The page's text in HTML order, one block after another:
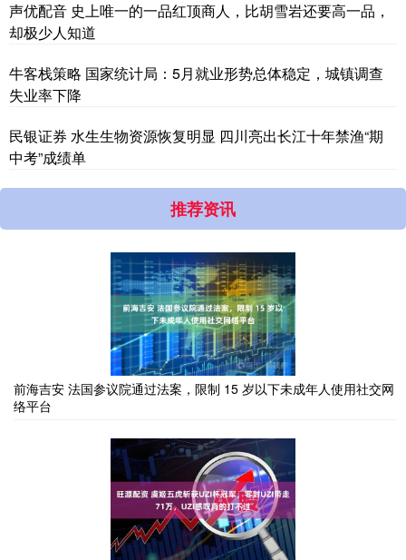
声优配音 史上唯一的一品红顶商人，比胡雪岩还要高一品，
却极少人知道
牛客栈策略 国家统计局：5月就业形势总体稳定，城镇调查
失业率下降
民银证券 水生生物资源恢复明显 四川亮出长江十年禁渔“期
中考”成绩单
推荐资讯
前海吉安 法国参议院通过法案，限制 15 岁以下未成年人使用社交网
络平台